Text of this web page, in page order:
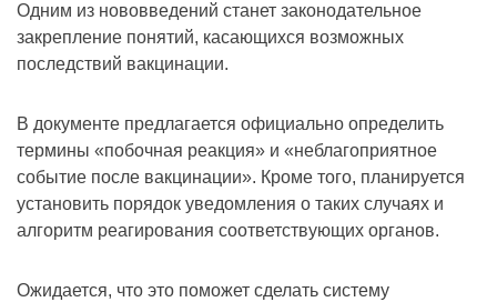
Одним из нововведений станет законодательное
закрепление понятий, касающихся возможных
последствий вакцинации.
В документе предлагается официально определить
термины «побочная реакция» и «неблагоприятное
событие после вакцинации». Кроме того, планируется
установить порядок уведомления о таких случаях и
алгоритм реагирования соответствующих органов.
Ожидается, что это поможет сделать систему